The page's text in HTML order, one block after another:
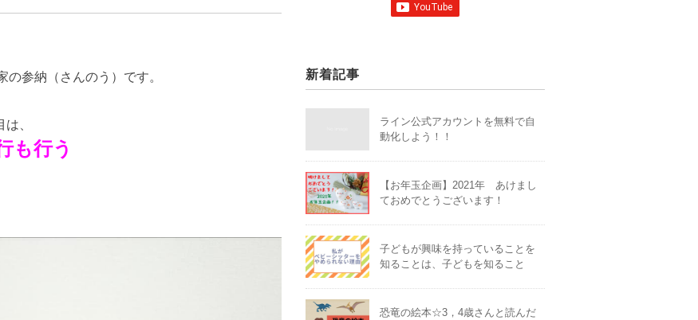
参納（さんのう）です。
、
も行う
新着記事
ライン公式アカウントを無料で自
動化しよう！！
【お年玉企画】2021年 あけまし
ておめでとうございます！
子どもが興味を持っていることを
知ることは、子どもを知ること
恐竜の絵本☆3，4歳さんと読んだ